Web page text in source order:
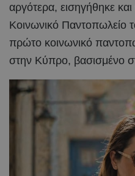
αργότερα, εισηγήθηκε και
Κοινωνικό Παντοπωλείο
πρώτο κοινωνικό
στην Κύπρο, βασισμένο